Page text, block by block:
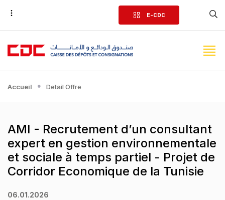
Aller
contenu
principal
E-CDC
Accueil Detail Offre
AMI - Recrutement d’un consultant
expert en gestion environnementale
et sociale à temps partiel - Projet de
Corridor Economique de la Tunisie
06.01.2026